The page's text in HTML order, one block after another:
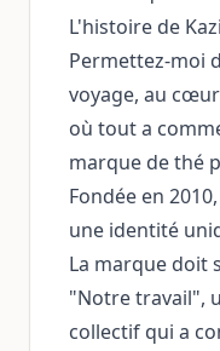
L'histoire de
Permettez-moi
voyage, au
où tout a
marque de thé
Fondée en
une identité
La marque doit
"Notre travail",
collectif qui a